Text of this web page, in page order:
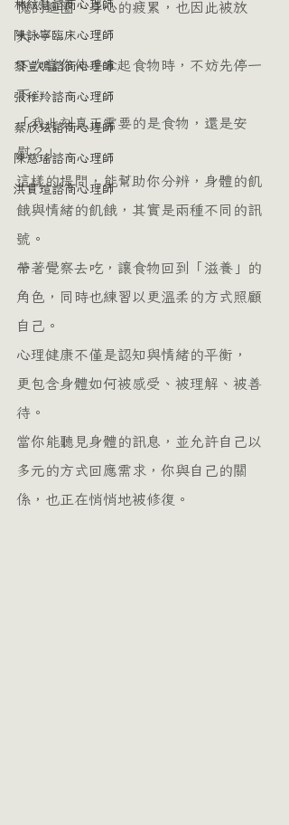
林紋慧諮商心理師
陳詠寧臨床心理師
黎豈鳴諮商心理師
張稚羚諮商心理師
蔡欣玹諮商心理師
陳慈瑤諮商心理師
洪貫瑄諮商心理師
愧的迴圈，身心的疲累，也因此被放
大。
下次當你伸手拿起食物時，不妨先停一
下：
「我此刻真正需要的是食物，還是安
慰？」
這樣的提問，能幫助你分辨，身體的飢
餓與情緒的飢餓，其實是兩種不同的訊
號。
帶著覺察去吃，讓食物回到「滋養」的
角色，同時也練習以更溫柔的方式照顧
自己。
心理健康不僅是認知與情緒的平衡，
更包含身體如何被感受、被理解、被善
待。
當你能聽見身體的訊息，並允許自己以
多元的方式回應需求，你與自己的關
係，也正在悄悄地被修復。